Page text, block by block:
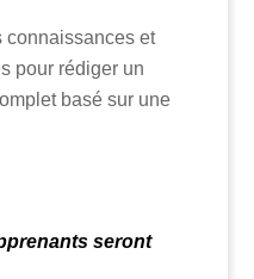
connaissances et
pour rédiger un
basé sur une
seront